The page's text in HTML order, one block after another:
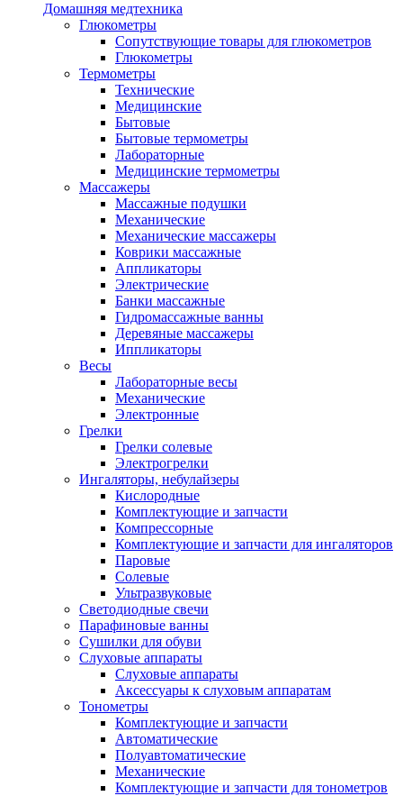
Домашняя медтехника
Глюкометры
Сопутствующие товары для глюкометров
Глюкометры
Термометры
Технические
Медицинские
Бытовые
Бытовые термометры
Лабораторные
Медицинские термометры
Массажеры
Массажные подушки
Механические
Механические массажеры
Коврики массажные
Аппликаторы
Электрические
Банки массажные
Гидромассажные ванны
Деревяные массажеры
Иппликаторы
Весы
Лабораторные весы
Механические
Электронные
Грелки
Грелки солевые
Электрогрелки
Ингаляторы, небулайзеры
Кислородные
Комплектующие и запчасти
Компрессорные
Комплектующие и запчасти для ингаляторов
Паровые
Солевые
Ультразвуковые
Светодиодные свечи
Парафиновые ванны
Сушилки для обуви
Слуховые аппараты
Слуховые аппараты
Аксессуары к слуховым аппаратам
Тонометры
Комплектующие и запчасти
Автоматические
Полуавтоматические
Механические
Комплектующие и запчасти для тонометров